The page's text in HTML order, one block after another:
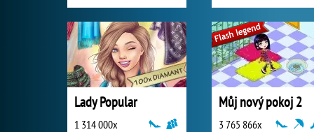
Lady Popular
1 314 000x
Můj nový pokoj 2
3 765 866x